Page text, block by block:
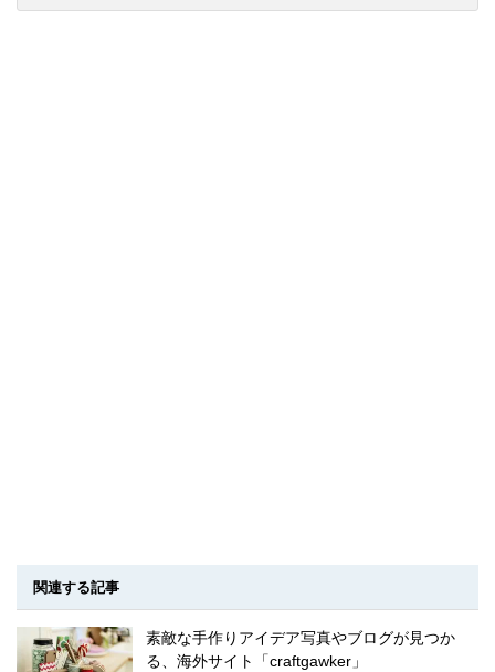
関連する記事
素敵な手作りアイデア写真やブログが見つか
る、海外サイト「craftgawker」